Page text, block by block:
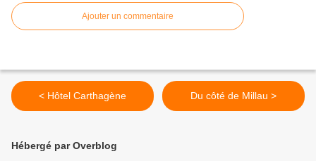
Ajouter un commentaire
< Hôtel Carthagène Du côté de Millau >
Hébergé par Overblog